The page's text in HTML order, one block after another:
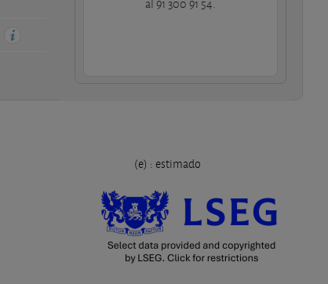
al 91 300 91 54.
(e) : estimado